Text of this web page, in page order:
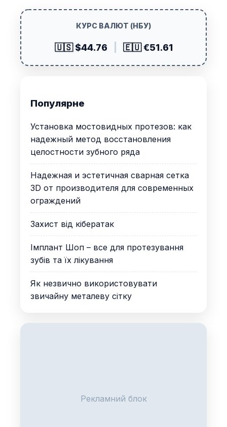
КУРС ВАЛЮТ (НБУ)
🇺🇸 $44.76 🇪🇺 €51.61
Популярне
Установка мостовидных протезов: как
надежный метод восстановления
целостности зубного ряда
Надежная и эстетичная сварная сетка
3D от производителя для современных
ограждений
Захист від кібератак
Імплант Шоп – все для протезування
зубів та їх лікування
Як незвично використовувати
звичайну металеву сітку
Рекламний блок